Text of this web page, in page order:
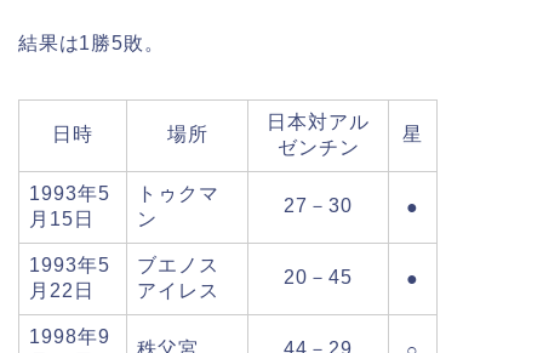
結果は1勝5敗。
日時 場所
日本対アル
ゼンチン
星
1993年5
月15日
トゥクマ
ン
27－30 ●
1993年5
月22日
ブエノス
アイレス
20－45 ●
1998年9